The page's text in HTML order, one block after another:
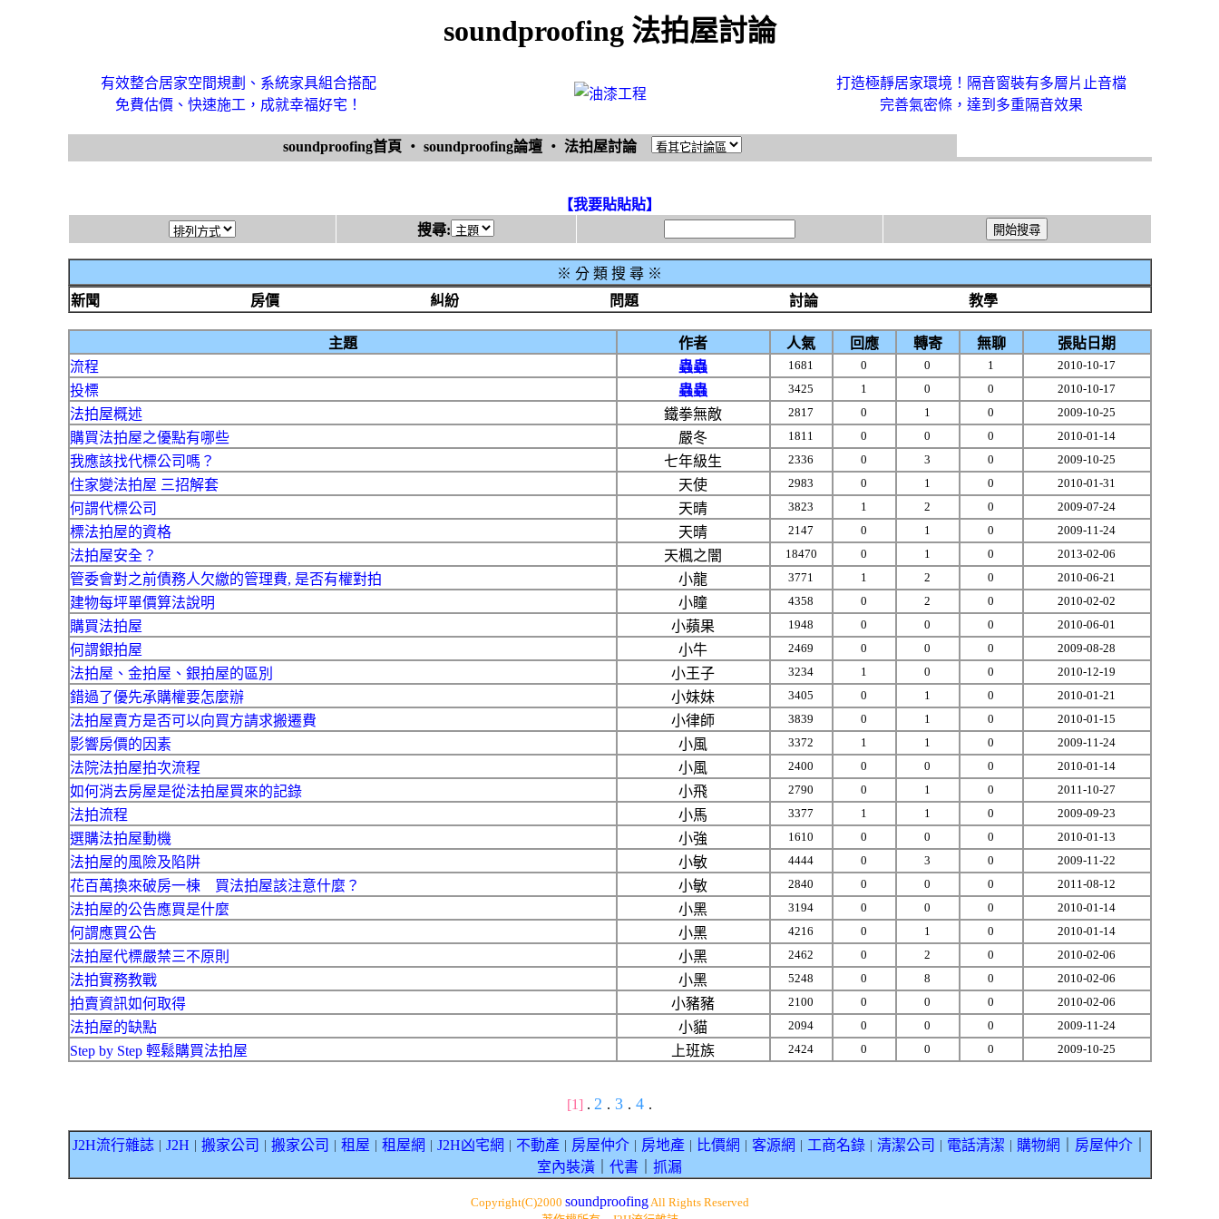
soundproofing 法拍屋討論
有效整合居家空間規劃、系統家具組合搭配
免費估價、快速施工，成就幸福好宅！
打造極靜居家環境！隔音窗裝有多層片止音檔
完善氣密條，達到多重隔音效果
soundproofing首頁 ‧ soundproofing論壇 ‧ 法拍屋討論
【我要貼貼貼】
搜尋:
※ 分 類 搜 尋 ※
新聞
房價 糾紛 問題 討論 教學
主題 作者 人氣 回應 轉寄 無聊
張貼日期
流程
蟲蟲 1681 0 0 1 2010-10-17
投標 蟲蟲 3425 1 0 0 2010-10-17
法拍屋概述 鐵拳無敵 2817 0 1 0 2009-10-25
購買法拍屋之優點有哪些 嚴冬 1811 0 0 0 2010-01-14
我應該找代標公司嗎？ 七年級生 2336 0 3 0 2009-10-25
住家變法拍屋 三招解套 天使 2983 0 1 0 2010-01-31
何謂代標公司 天晴 3823 1 2 0 2009-07-24
標法拍屋的資格 天晴 2147 0 1 0 2009-11-24
法拍屋安全？ 天楓之闇 18470 0 1 0 2013-02-06
管委會對之前債務人欠繳的管理費, 是否有權對拍 小龍 3771 1 2 0 2010-06-21
建物每坪單價算法說明 小瞳 4358 0 2 0 2010-02-02
購買法拍屋 小蘋果 1948 0 0 0 2010-06-01
何謂銀拍屋 小牛 2469 0 0 0 2009-08-28
法拍屋、金拍屋、銀拍屋的區別 小王子 3234 1 0 0 2010-12-19
錯過了優先承購權要怎麼辦 小妹妹 3405 0 1 0 2010-01-21
法拍屋賣方是否可以向買方請求搬遷費 小律師 3839 0 1 0 2010-01-15
影響房價的因素 小風 3372 1 1 0 2009-11-24
法院法拍屋拍次流程 小風 2400 0 0 0 2010-01-14
如何消去房屋是從法拍屋買來的記錄 小飛 2790 0 1 0 2011-10-27
法拍流程 小馬 3377 1 1 0 2009-09-23
選購法拍屋動機 小強 1610 0 0 0 2010-01-13
法拍屋的風險及陷阱 小敏 4444 0 3 0 2009-11-22
花百萬換來破房一棟 買法拍屋該注意什麼？ 小敏 2840 0 0 0 2011-08-12
法拍屋的公告應買是什麼 小黑 3194 0 0 0 2010-01-14
何謂應買公告 小黑 4216 0 1 0 2010-01-14
法拍屋代標嚴禁三不原則 小黑 2462 0 2 0 2010-02-06
法拍實務教戰 小黑 5248 0 8 0 2010-02-06
拍賣資訊如何取得 小豬豬 2100 0 0 0 2010-02-06
法拍屋的缺點 小貓 2094 0 0 0 2009-11-24
Step by Step 輕鬆購買法拍屋 上班族 2424 0 0 0 2009-10-25
[1] . 2 . 3 . 4 .
J2H流行雜誌｜ J2H 搬家公司 搬家公司 租屋 租屋網 J2H凶宅網 不動產｜ 房屋仲介｜ 房地產｜ 比價網 客源網 工商名錄｜ 清潔公司 電話清潔 購物網 房屋仲介｜
室內裝潢
代書 抓漏
Copyright(C)2000 soundproofingAll Rights Reserved